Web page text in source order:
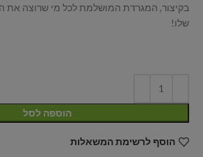
בקיצור, המגרדת המושלמת לכל מי שרוצה את
שלו!
הוספה לסל
הוסף לרשימת המשאלות